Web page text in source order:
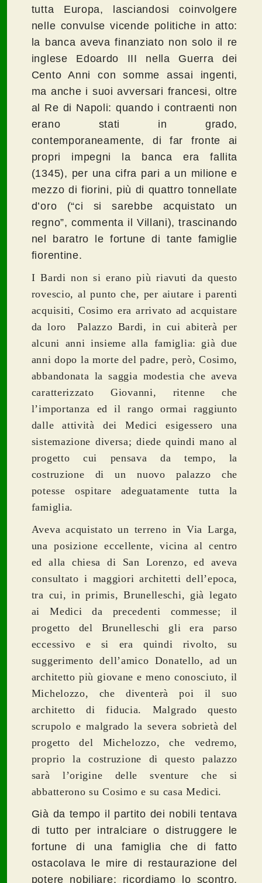
tutta Europa, lasciandosi coinvolgere
nelle convulse vicende politiche in atto:
la banca aveva finanziato non solo il re
inglese Edoardo III nella Guerra dei
Cento Anni con somme assai ingenti,
ma anche i suoi avversari francesi, oltre
al Re di Napoli: quando i contraenti non
erano stati in grado,
contemporaneamente, di far fronte ai
propri impegni la banca era fallita
(1345), per una cifra pari a un milione e
mezzo di fiorini, più di quattro tonnellate
d’oro (“ci si sarebbe acquistato un
regno”, commenta il Villani), trascinando
nel baratro le fortune di tante famiglie
fiorentine.
I Bardi non si erano più riavuti da questo
rovescio, al punto che, per aiutare i parenti
acquisiti, Cosimo era arrivato ad acquistare
da loro Palazzo Bardi, in cui abiterà per
alcuni anni insieme alla famiglia: già due
anni dopo la morte del padre, però, Cosimo,
abbandonata la saggia modestia che aveva
caratterizzato Giovanni, ritenne che
l’importanza ed il rango ormai raggiunto
dalle attività dei Medici esigessero una
sistemazione diversa; diede quindi mano al
progetto cui pensava da tempo, la
costruzione di un nuovo palazzo che
potesse ospitare adeguatamente tutta la
famiglia.
Aveva acquistato un terreno in Via Larga,
una posizione eccellente, vicina al centro
ed alla chiesa di San Lorenzo, ed aveva
consultato i maggiori architetti dell’epoca,
tra cui, in primis, Brunelleschi, già legato
ai Medici da precedenti commesse; il
progetto del Brunelleschi gli era parso
eccessivo e si era quindi rivolto, su
suggerimento dell’amico Donatello, ad un
architetto più giovane e meno conosciuto, il
Michelozzo, che diventerà poi il suo
architetto
di fiducia. Malgrado questo
scrupolo e malgrado la severa sobrietà del
progetto del Michelozzo, che vedremo,
proprio la costruzione di questo palazzo
sarà l’origine delle sventure che si
abbatterono su Cosimo e su casa Medici.
Già da tempo il partito dei nobili tentava
di tutto per intralciare o distruggere le
fortune di una famiglia che di fatto
ostacolava le mire di restaurazione del
potere nobiliare: ricordiamo lo scontro,